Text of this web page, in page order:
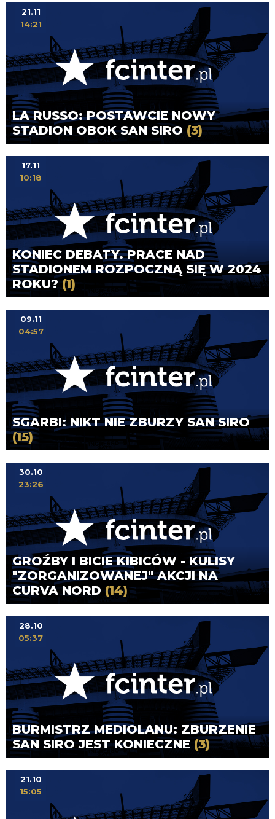
LA RUSSO: POSTAWCIE NOWY
STADION OBOK SAN SIRO (3)
21.11
14:21
KONIEC DEBATY. PRACE NAD
STADIONEM ROZPOCZNĄ SIĘ W 2024
ROKU? (1)
17.11
10:18
SGARBI: NIKT NIE ZBURZY SAN SIRO
(15)
09.11
04:57
GROŹBY I BICIE KIBICÓW - KULISY
"ZORGANIZOWANEJ" AKCJI NA
CURVA NORD (14)
30.10
23:26
BURMISTRZ MEDIOLANU: ZBURZENIE
SAN SIRO JEST KONIECZNE (3)
28.10
05:37
21.10
15:05